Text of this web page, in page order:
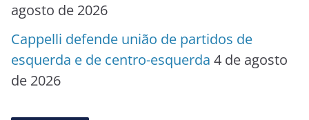
agosto de 2026
Cappelli defende união de partidos de
esquerda e de centro-esquerda 4 de agosto
de 2026